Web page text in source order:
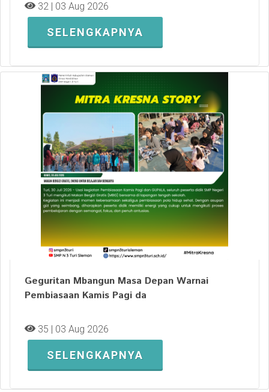
32 | 03 Aug 2026
SELENGKAPNYA
Geguritan Mbangun Masa Depan Warnai
Pembiasaan Kamis Pagi da
35 | 03 Aug 2026
SELENGKAPNYA